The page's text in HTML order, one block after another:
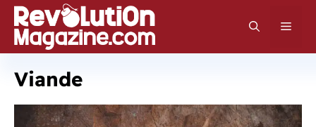
Aller
au
contenu
Viande